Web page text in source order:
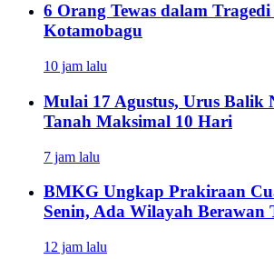
6 Orang Tewas dalam
Kotamobagu
10 jam lalu
Mulai 17 Agustus, Urus Balik
Tanah Maksimal 10 Hari
7 jam lalu
BMKG Ungkap Prakiraan
Senin, Ada Wilayah Berawan
12 jam lalu